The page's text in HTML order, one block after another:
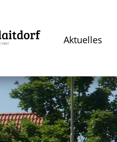
Aktuelles